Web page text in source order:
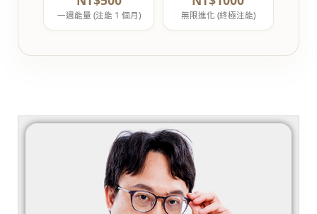
一週能量 (注能 1 個月) 無限進化 (終極注能)